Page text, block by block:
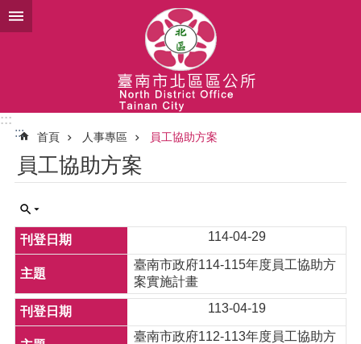
跳到主要內容區塊
:::
:::
首頁 人事專區 員工協助方案
員工協助方案
114-04-29
臺南市政府114-115年度員工協助方
案實施計畫
113-04-19
臺南市政府112-113年度員工協助方